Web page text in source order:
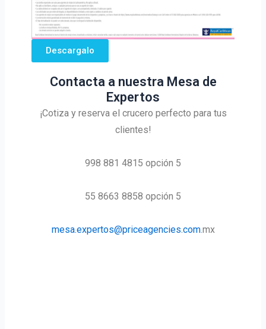
Descargalo
Contacta a nuestra Mesa de
Expertos
¡Cotiza y reserva el crucero perfecto para tus
clientes!
998 881 4815 opción 5
55 8663 8858 opción 5
mesa.expertos@priceagencies.com.mx